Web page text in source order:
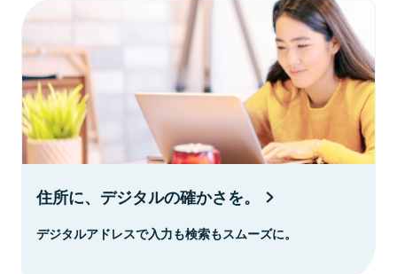
住所に、デジタルの確かさを。
デジタルアドレスで入力も検索もスムーズに。